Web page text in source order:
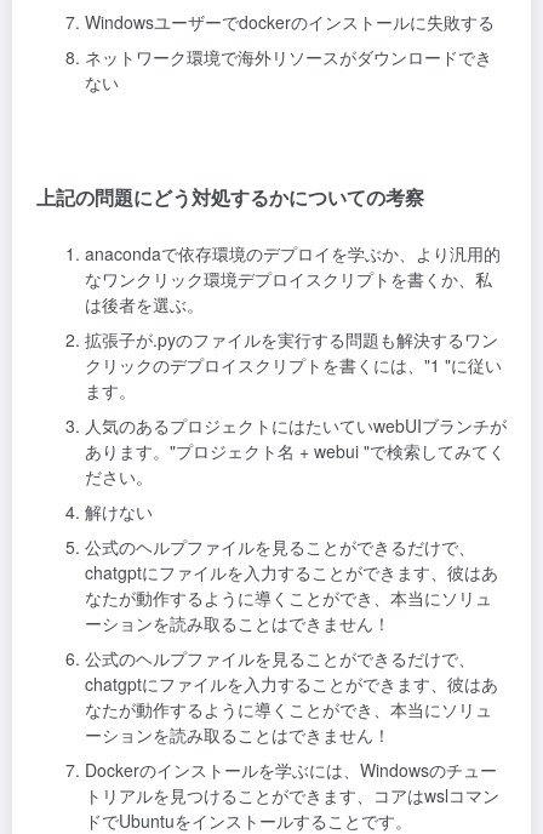
Windowsユーザーでdockerのインストールに失敗する
ネットワーク環境で海外リソースがダウンロードでき
ない
上記の問題にどう対処するかについての考察
anacondaで依存環境のデプロイを学ぶか、より汎用的
なワンクリック環境デプロイスクリプトを書くか、私
は後者を選ぶ。
拡張子が.pyのファイルを実行する問題も解決するワン
クリックのデプロイスクリプトを書くには、"1 "に従い
ます。
人気のあるプロジェクトにはたいていwebUIブランチが
あります。"プロジェクト名 + webui "で検索してみてく
ださい。
解けない
公式のヘルプファイルを見ることができるだけで、
chatgptにファイルを入力することができます、彼はあ
なたが動作するように導くことができ、本当にソリュ
ーションを読み取ることはできません！
公式のヘルプファイルを見ることができるだけで、
chatgptにファイルを入力することができます、彼はあ
なたが動作するように導くことができ、本当にソリュ
ーションを読み取ることはできません！
Dockerのインストールを学ぶには、Windowsのチュー
トリアルを見つけることができます、コアはwslコマン
ドでUbuntuをインストールすることです。